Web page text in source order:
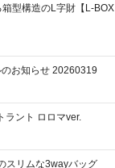
箱型構造のL字財【L-BOX
のお知らせ 20260319
ラント ロロマver.
スリムな3wayバッグ